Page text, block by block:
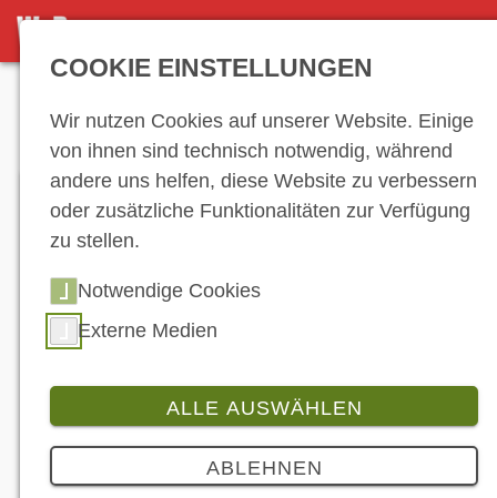
DETAILSEITE
Branche 2 Bilder
COOKIE EINSTELLUNGEN
Wir nutzen Cookies auf unserer Website. Einige
von ihnen sind technisch notwendig, während
andere uns helfen, diese Website zu verbessern
oder zusätzliche Funktionalitäten zur Verfügung
zu stellen.
Notwendige Cookies
Externe Medien
ALLE AUSWÄHLEN
ABLEHNEN